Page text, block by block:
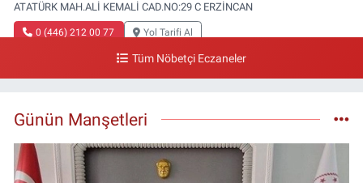
ATATÜRK MAH.ALİ KEMALİ CAD.NO:29 C ERZİNCAN
0 (446) 212 00 77 Yol Tarifi Al
0 (446) 212 10 20
Tüm Nöbetçi Eczaneler
Günün Manşetleri